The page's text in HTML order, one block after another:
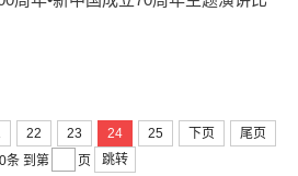
22 23 24 25 下页
尾页
条 到第 页 跳转